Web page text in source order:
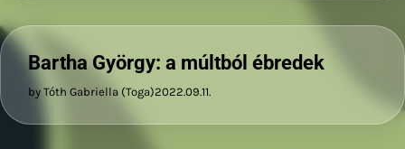
Bartha György: a múltból ébredek
by Tóth Gabriella (Toga)2022.09.11.